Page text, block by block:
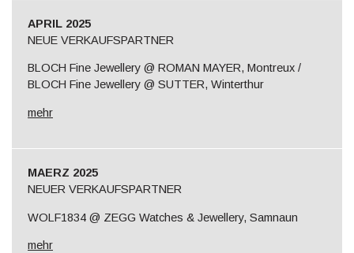
APRIL 2025
NEUE VERKAUFSPARTNER
BLOCH Fine Jewellery @ ROMAN MAYER, Montreux /
BLOCH Fine Jewellery @ SUTTER, Winterthur
mehr
MAERZ 2025
NEUER VERKAUFSPARTNER
WOLF1834 @ ZEGG Watches & Jewellery, Samnaun
mehr